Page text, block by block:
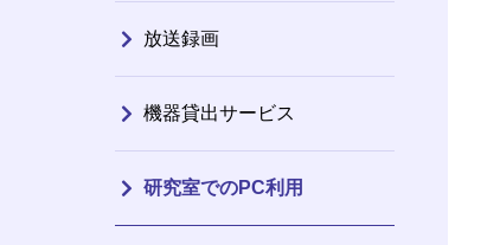
放送録画
機器貸出サービス
研究室でのPC利用